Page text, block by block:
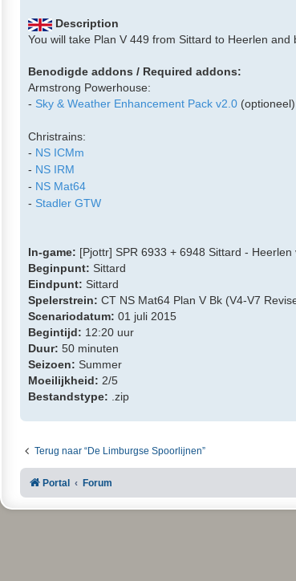
Description
You will take Plan V 449 from Sittard to Heerlen and
Benodigde addons / Required addons:
Armstrong Powerhouse:
- Sky & Weather Enhancement Pack v2.0
Christrains:
- NS ICMm
- NS IRM
- NS Mat64
- Stadler GTW
In-game: [Pjottr] SPR 6933 + 6948 Sittard - Heerlen
Beginpunt: Sittard
Eindpunt: Sittard
Spelerstrein: CT NS Mat64 Plan V Bk (V4-V7
Scenariodatum: 01 juli 2015
Begintijd: 12:20 uur
Duur: 50 minuten
Seizoen: Summer
Moeilijkheid: 2/5
Bestandstype: .zip
Terug naar “De Limburgse Spoorlijnen”
Portal Forum